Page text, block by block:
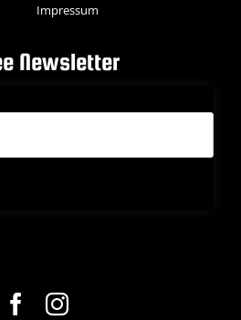
Impressum
Newsletter